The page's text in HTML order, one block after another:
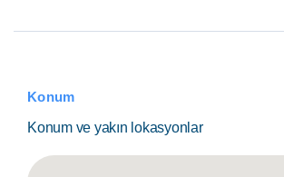
Konum
Konum ve yakın lokasyonlar